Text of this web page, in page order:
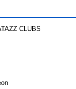
CLUBS